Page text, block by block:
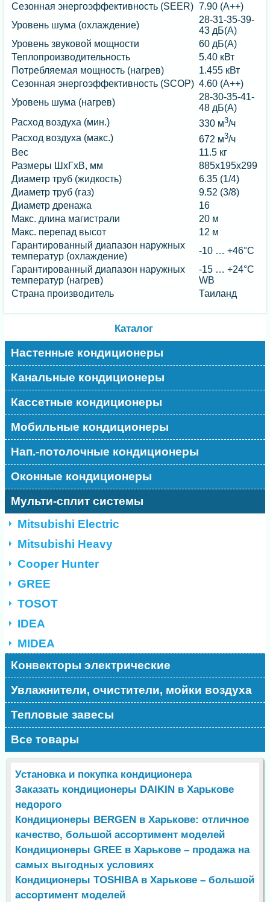
Сезонная энергоэффективность (SEER) 7.90 (A++)
Уровень шума (охлаждение)
28-31-35-39-
43 дБ(А)
Уровень звуковой мощности
60 дБ(А)
Теплопроизводительность
5.40 кВт
Потребляемая мощность (нагрев)
1.455 кВт
Сезонная энергоэффективность (SCOP) 4.60 (A++)
Уровень шума (нагрев)
28-30-35-41-
48 дБ(А)
Расход воздуха (мин.)
330 м3/ч
Расход воздуха (макс.)
672 м3/ч
Вес
11.5 кг
Размеры ШхГхВ, мм
885x195x299
Диаметр труб (жидкость)
6.35 (1/4)
Диаметр труб (газ)
9.52 (3/8)
Диаметр дренажа
16
Макс. длина магистрали
20 м
Макс. перепад высот
12 м
Гарантированный диапазон наружных
температур (охлаждение)
-10 … +46°C
Гарантированный диапазон наружных
температур (нагрев)
-15 … +24°C
WB
Страна производитель
Таиланд
Каталог
Настенные кондиционеры
Канальные кондиционеры
Кассетные кондиционеры
Мобильные кондиционеры
Нап.-потолочные кондиционеры
Оконные кондиционеры
Мульти-сплит системы
Mitsubishi Electric
Mitsubishi Heavy
Cooper Hunter
GREE
TOSOT
IDEA
MIDEA
Конвекторы электрические
Увлажнители, очистители, мойки воздуха
Тепловые завесы
Все товары
Установка и покупка кондиционера
Заказать кондиционеры DAIKIN в Харькове
недорого
Кондиционеры BERGEN в Харькове: отличное
качество, большой ассортимент моделей
Кондиционеры GREE в Харькове – продажа на
самых выгодных условиях
Кондиционеры TOSHIBA в Харькове – большой
ассортимент моделей